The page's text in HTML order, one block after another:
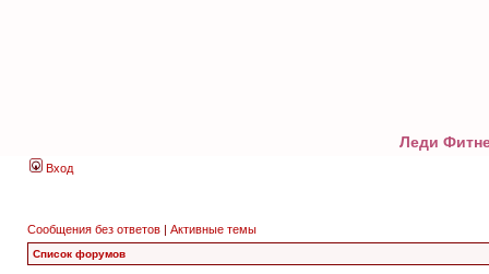
Леди
Вход
Сообщения без ответов | Активные темы
Список форумов